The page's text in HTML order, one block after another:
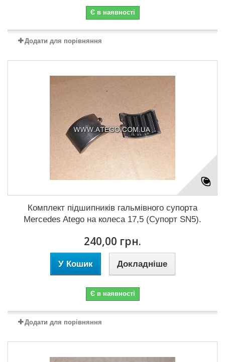
Є в наявності
Додати для порівняння
Комплект підшипників гальмівного супорта
Mercedes Atego на колеса 17,5 (Супорт SN5).
240,00 грн.
У Кошик Докладніше
Є в наявності
Додати для порівняння